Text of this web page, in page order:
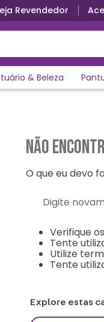
jurosRevendedor
& Beleza
Não
O que eu devo
Verifique
Tente
Utilize
Tente
Digite
Explore estas